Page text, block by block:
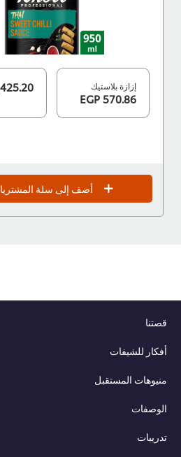
إزازة بلاستيك
570.86 EGP
3,425.20 EGP
أضف إلى سلة المشتريات
قصتنا
أفكار للشيفات
منيوهات المستقبل
الوصفات
تدريبات